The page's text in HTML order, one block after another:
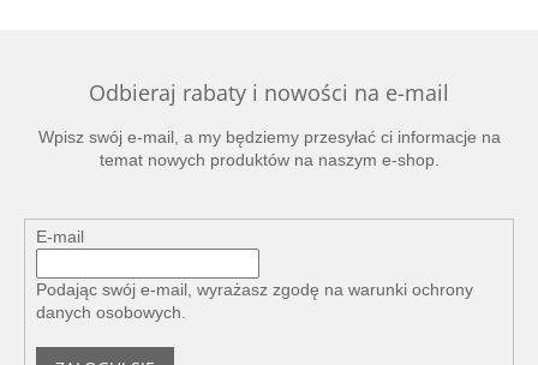
Odbieraj rabaty i nowości na e-mail
Wpisz swój e-mail, a my będziemy przesyłać ci informacje na
temat nowych produktów na naszym e-shop.
E-mail
Podając swój e-mail, wyrażasz zgodę na warunki ochrony
danych osobowych